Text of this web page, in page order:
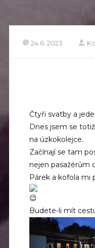
24.6. 2023
Čtyři svatby a
Dnes jsem se
na úzkokolejce.
Začínají se tam
nejen pasažérům
Párek a kofola mi
Budete-li mít